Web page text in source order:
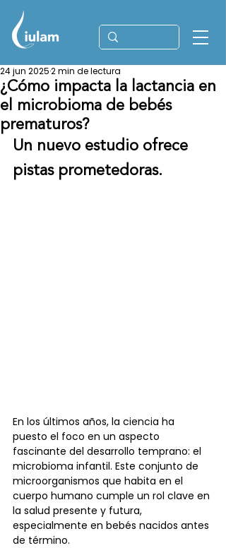
¿Cómo impacta la lactancia en
el microbioma de bebés
prematuros?
24 jun 20252 min de lectura
Un nuevo estudio ofrece
pistas prometedoras.
En los últimos años, la ciencia ha
puesto el foco en un aspecto
fascinante del desarrollo temprano: el
microbioma infantil. Este conjunto de
microorganismos que habita en el
cuerpo humano cumple un rol clave en
la salud presente y futura,
especialmente en bebés nacidos antes
de término.